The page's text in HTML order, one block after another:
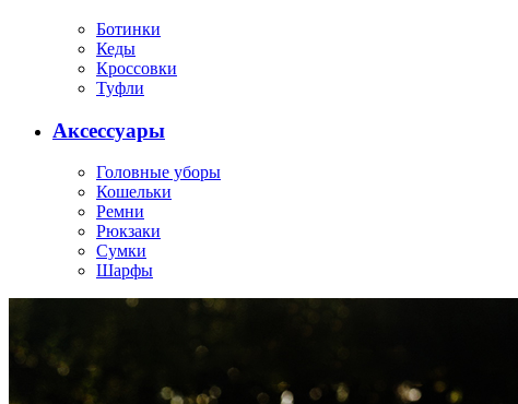
Ботинки
Кеды
Кроссовки
Туфли
Аксессуары
Головные уборы
Кошельки
Ремни
Рюкзаки
Сумки
Шарфы